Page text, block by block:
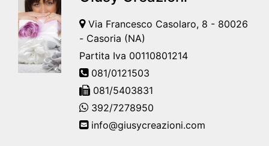
Via Francesco Casolaro, 8 - 80026
- Casoria (NA)
Partita Iva 00110801214
081/0121503
081/5403831
392/7278950
info@giusycreazioni.com